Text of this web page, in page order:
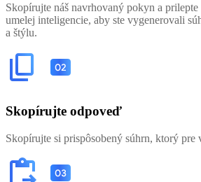
Skopírujte náš navrhovaný pokyn a
umelej inteligencie, aby ste vygenerovali
a štýlu.
Skopírujte odpoveď
Skopírujte si prispôsobený súhrn, ktorý pre